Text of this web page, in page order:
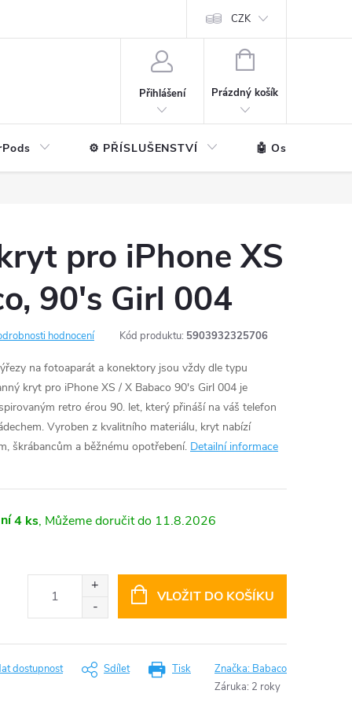
CZK
Přihlášení
NÁKUPNÍ
Prázdný košík
⚙️ PŘÍSLUŠENSTVÍ 🤖 Ostatní
pro iPhone XS
90's Girl 004
hodnocení Kód produktu: 5903932325706
na fotoaparát a konektory jsou vždy dle typu
kryt pro iPhone XS / X Babaco 90's Girl 004 je
retro érou 90. let, který přináší na váš telefon
Vyroben z kvalitního materiálu, kryt nabízí
škrábancům a běžnému opotřebení. Detailní informace
4 ks 11.8.2026
VLOŽIT DO KOŠÍKU
Tisk
dostupnost Sdílet Značka: Babaco
Záruka: 2 roky